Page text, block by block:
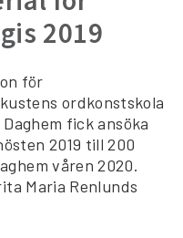
2019
för
ordkonstskola
fick ansöka
2019 till 200
våren 2020.
Maria Renlunds